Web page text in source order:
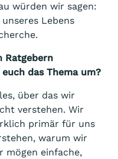
würden wir sagen:
Lebens
Ratgebern
das Thema um?
über das wir
verstehen. Wir
primär für uns
warum wir
mögen einfache,